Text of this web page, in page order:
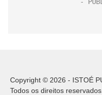
Copyright © 2026 - ISTOÉ
Todos os direitos reservados.